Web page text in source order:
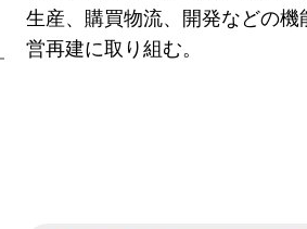
生産、購買物流、開発などの
営再建に取り組む。